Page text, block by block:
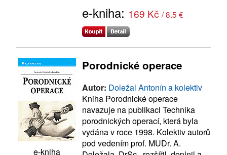
e-kniha: 169 Kč / 8.5 €
e-kniha
Porodnické operace
Autor: Doležal Antonín a kolektiv
Kniha Porodnické operace
navazuje na publikaci Technika
porodnických operací, která byla
vydána v roce 1998. Kolektiv autorů
pod vedením prof. MUDr. A.